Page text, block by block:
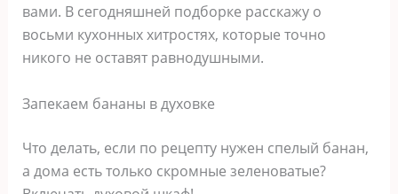
вами. В сегодняшней подборке расскажу о
восьми кухонных хитростях, которые точно
никого не оставят равнодушными.
Запекаем бананы в духовке
Что делать, если по рецепту нужен спелый банан,
а дома есть только скромные зеленоватые?